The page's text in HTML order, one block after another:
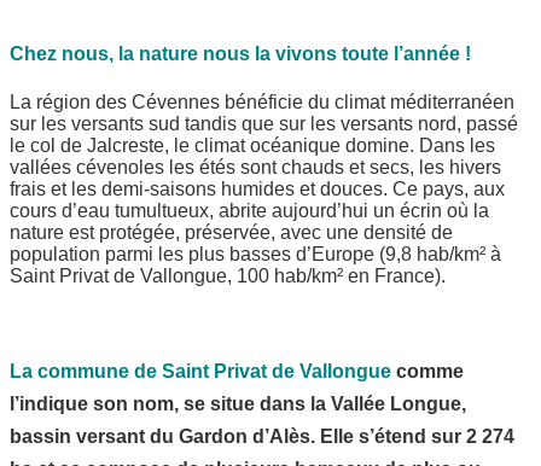
Chez nous, la nature nous la vivons toute l’année !
La région des Cévennes bénéficie du climat méditerranéen
sur les versants sud tandis que sur les versants nord, passé
le col de Jalcreste, le climat océanique domine. Dans les
vallées cévenoles les étés sont chauds et secs, les hivers
frais et les demi-saisons humides et douces. Ce pays, aux
cours d’eau tumultueux, abrite aujourd’hui un écrin où la
nature est protégée, préservée, avec une densité de
population parmi les plus basses d’Europe (9,8 hab/km² à
Saint Privat de Vallongue, 100 hab/km² en France).
La commune de Saint Privat de Vallongue comme
l’indique son nom, se situe dans la Vallée Longue,
bassin versant du Gardon d’Alès. Elle s’étend sur 2 274